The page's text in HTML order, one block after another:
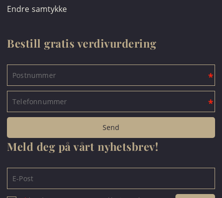
Endre samtykke
Bestill gratis verdivurdering
Meld deg på vårt nyhetsbrev!